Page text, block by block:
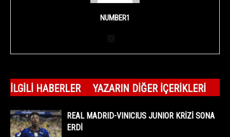
NUMBER1
İLGILI HABERLER YAZARIN DIĞER İÇERIKLERI
REAL MADRID-VINICIUS JUNIOR KRİZİ SONA
ERDİ